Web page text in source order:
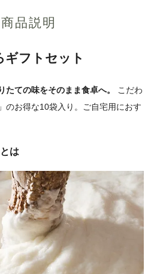
商品説明
ギフトセット
たての味をそのまま食卓へ。
こだわ
のお得な10袋入り。ご自宅用におす
は